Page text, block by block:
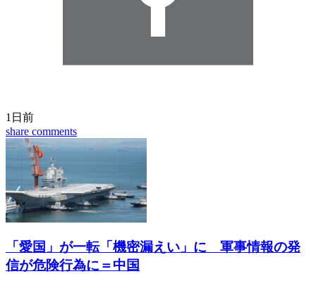
1日前
share comments
「愛国」が一転「機密漏えい」に 軍事情報の発
信が危険行為に＝中国